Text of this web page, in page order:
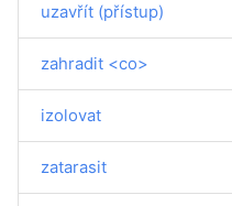
uzavřít (přístup)
zahradit <co>
izolovat
zatarasit